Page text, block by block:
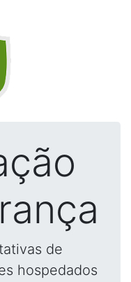
de
hospedados